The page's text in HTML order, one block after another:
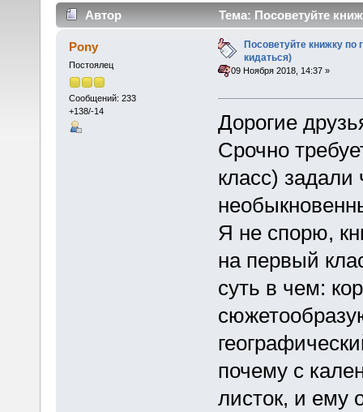
Автор
Тема: Посоветуйте
раз)
Pony
Постоялец
Сообщений: 233
+138/-14
Посоветуйте книжку по
кидаться)
«:09 Ноября 2018, 14:37 »
Дорогие
Срочно
класс)
Я не спорю,
на первый
суть в чем:
почему с
листок, и ему